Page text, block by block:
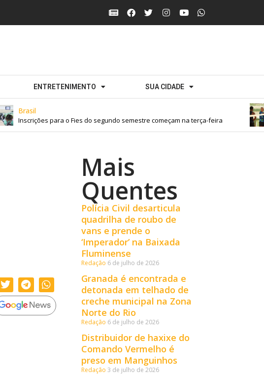
ENTRETENIMENTO SUA CIDADE
Brasil
Inscrições para o Fies do segundo semestre começam na terça-feira
Mais
Quentes
Polícia Civil desarticula
quadrilha de roubo de
vans e prende o
‘Imperador’ na Baixada
Fluminense
Redação 6 de julho de 2026
Granada é encontrada e
detonada em telhado de
creche municipal na Zona
Norte do Rio
Redação 6 de julho de 2026
Distribuidor de haxixe do
Comando Vermelho é
preso em Manguinhos
Redação 3 de julho de 2026